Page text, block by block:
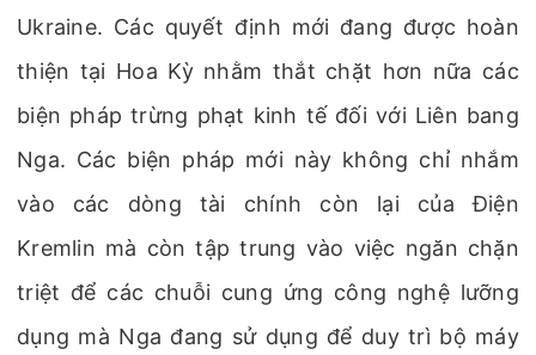
Ukraine. Các quyết định mới đang được hoàn
thiện tại Hoa Kỳ nhằm thắt chặt hơn nữa các
biện pháp trừng phạt kinh tế đối với Liên bang
Nga. Các biện pháp mới này không chỉ nhắm
vào các dòng tài chính còn lại của Điện
Kremlin mà còn tập trung vào việc ngăn chặn
triệt để các chuỗi cung ứng công nghệ lưỡng
dụng mà Nga đang sử dụng để duy trì bộ máy